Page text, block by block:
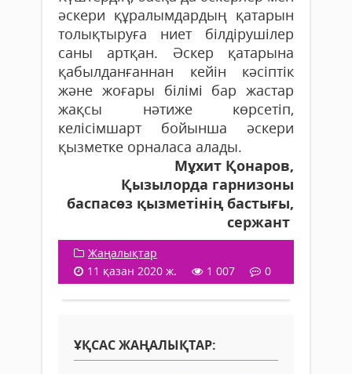
әскери құралымдардың қатарын
толықтыруға ниет білдірушілер
саны артқан. Әскер қатарына
қабылданғаннан кейін кәсіптік
және жоғары білімі бар жастар
жақсы нәтиже көрсетіп,
келісімшарт бойынша әскери
қызметке орналаса алады.
Мұхит Қонаров,
Қызылорда гарнизоны
баспасөз қызметінің бастығы,
сержант
Жаңалықтар
11 қазан 2020 ж.
1 007 0
ҰҚСАС ЖАҢАЛЫҚТАР: